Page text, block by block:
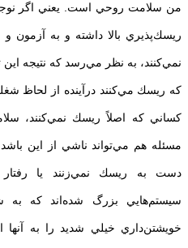
من سلامت روحي است. يعني اگر
ريسك‌پذيري بالا داشته و به
نمي‌كنند، به نظر مي‌رسد كه نتيجه
كه ريسك مي‌كنند درآينده از لحاظ
كساني كه اصلاً ريسك نمي‌كنند،
مسئله هم مي‌تواند ناشي از اين
دست به ريسك نمي‌زنند يا رفتار
سيستم‌هايي بزرگ شده‌اند كه به
خويشتن‌داري خيلي شديد را به آنها